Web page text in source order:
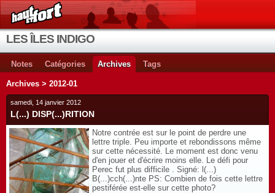
LES ÎLES INDIGO
Notes Catégories Archives Tags
Archives > 2012-01
samedi, 14 janvier 2012
L(...) DISP(...)RITION
Notre contrée est sur le point de perdre une
lettre triple. Peu importe et rebondissons même
sur cette nécessité. Le moment est donc venu
d'en jouer et d'écrire moins elle. Le défi pour
Perec fut plus difficile . Signé: l(...)
B(...)cch(...)nte PS: Combien de fois cette lettre
pestiférée est-elle sur cette photo?